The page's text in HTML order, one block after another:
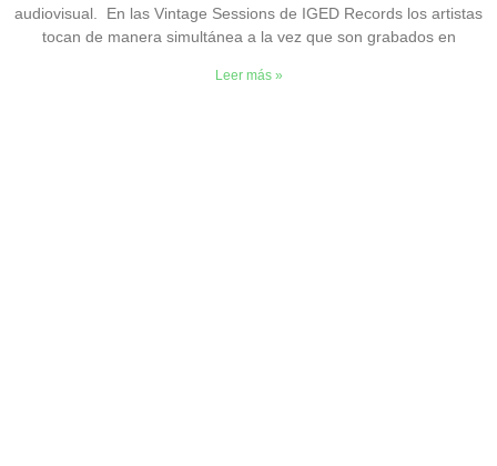
audiovisual. En las Vintage Sessions de IGED Records los artistas
tocan de manera simultánea a la vez que son grabados en
Leer más »